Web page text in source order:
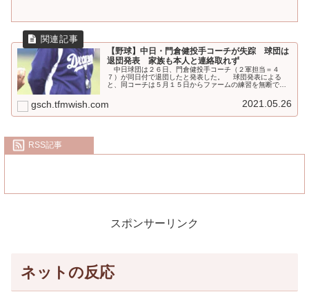
【野球】中日・門倉健投手コーチが失踪 球団は
退団発表 家族も本人と連絡取れず
中日球団は２６日、門倉健投手コーチ（２軍担当＝４
７）が同日付で退団したと発表した。 球団発表による
と、同コーチは５月１５日からファームの練習を無断で休
gsch.tfmwish.com 2021.05.26
RSS記事
スポンサーリンク
ネットの反応